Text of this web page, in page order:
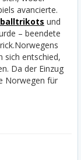
avancierte.
und
– beendete
Norwegens
sich entschied,
Da der Einzug
Norwegen für